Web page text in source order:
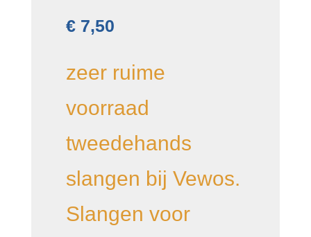
€7,50
zeer ruime
voorraad
tweedehands
slangen bij Vewos.
Slangen voor